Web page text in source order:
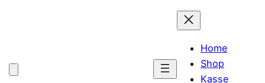
Home
Shop
Kasse